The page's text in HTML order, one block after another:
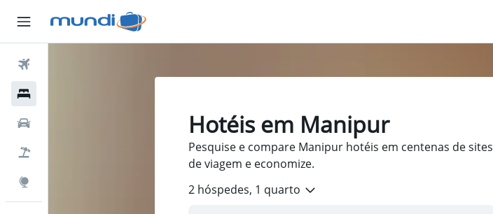
Hotéis em Manipur
Pesquise e compare Manipur hotéis em centenas de sites
de viagem e economize.
2 hóspedes, 1 quarto